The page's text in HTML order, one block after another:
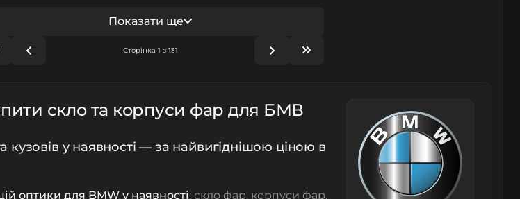
Показати ще
Сторінка 1 з 131
скло та корпуси фар для БМВ
кузовів у наявності — за найвигіднішою ціною в
оптики для BMW у наявності: скло фар, корпуси фар,